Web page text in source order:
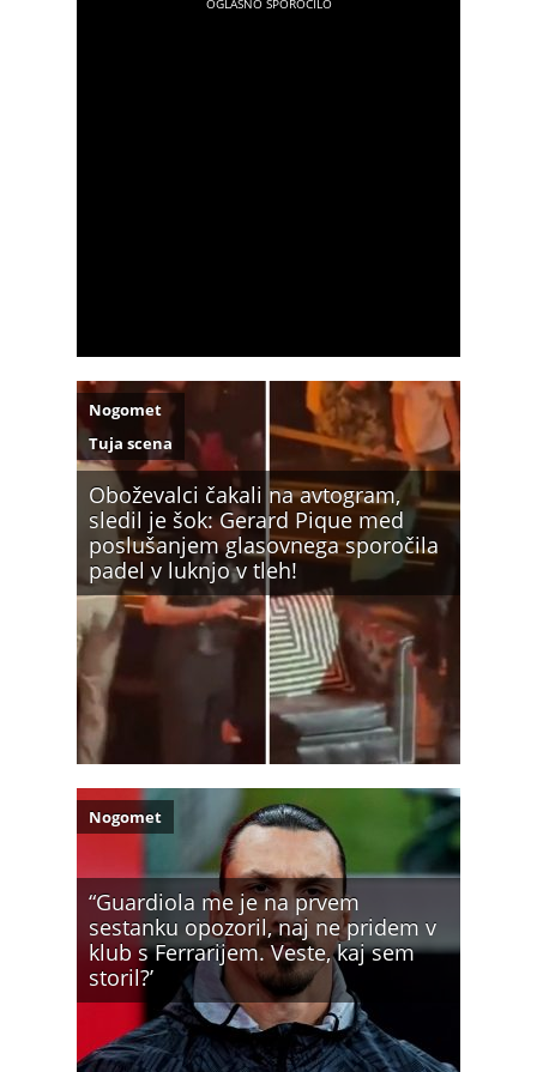
Oboževalci čakali na avtogram,
sledil je šok: Gerard Pique med
poslušanjem glasovnega sporočila
padel v luknjo v tleh!
Nogomet
Tuja scena
“Guardiola me je na prvem
sestanku opozoril, naj ne pridem v
klub s Ferrarijem. Veste, kaj sem
storil?’
Nogomet